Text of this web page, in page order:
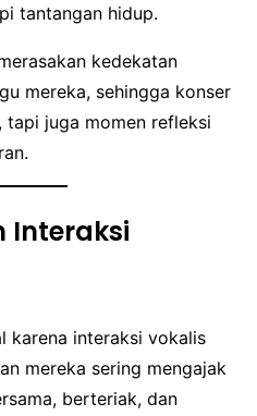
tantangan hidup.
kedekatan
mereka, sehingga konser
tapi juga momen refleksi
Interaksi
karena interaksi vokalis
mereka sering mengajak
berteriak, dan